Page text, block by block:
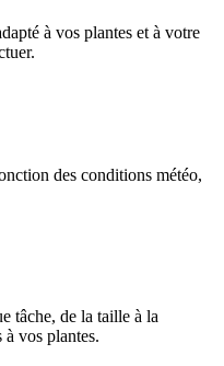
à vos plantes et à votre
des conditions météo,
tâche, de la taille à la
à vos plantes.